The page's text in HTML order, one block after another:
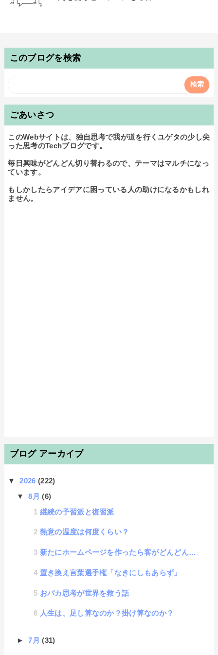
このブログを検索
ごあいさつ
このWebサイトは、独自思考で我が道を行くユゲタの少し尖
った思考のTechブログです。
毎日興味がどんどん切り替わるので、テーマはマルチになっ
ています。
もしかしたらアイデアに困っている人の助けになるかもしれ
ません。
ブログ アーカイブ
▼2026(222)
▼8月(6)
継続の予習派と復習派
熱意の温度は何度くらい？
新たにホームページを作ったら客がどんどん来ると思ってしまう心理効果に名称があった
置き換え言葉選手権「なきにしもあらず」
おバカ思考が世界を救う話
人生は、足し算なのか？掛け算なのか？
►7月(31)